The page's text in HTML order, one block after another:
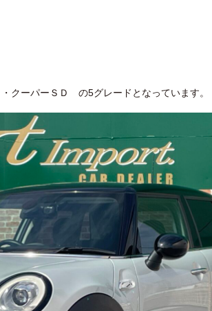
ーパーＳＤ の5グレードとなっています。